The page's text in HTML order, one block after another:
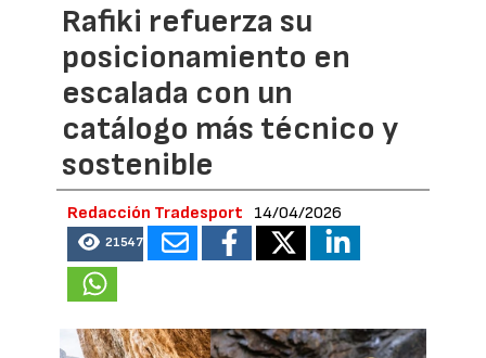
Rafiki refuerza su
posicionamiento en
escalada con un
catálogo más técnico y
sostenible
Redacción Tradesport 14/04/2026
21547